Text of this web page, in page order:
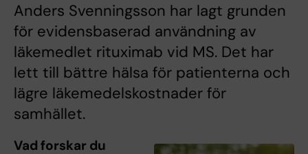
Anders Svenningsson har lagt grunden
för evidensbaserad användning av
läkemedlet rituximab vid MS. Det har
lett till bättre hälsa för patienterna och
lägre läkemedelskostnader för
samhället.
Vad forskar du